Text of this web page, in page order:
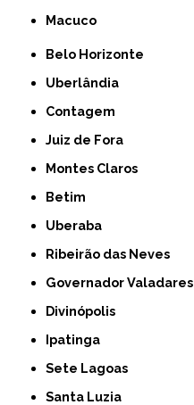
Macuco
Belo Horizonte
Uberlândia
Contagem
Juiz de Fora
Montes Claros
Betim
Uberaba
Ribeirão das Neves
Governador Valadares
Divinópolis
Ipatinga
Sete Lagoas
Santa Luzia